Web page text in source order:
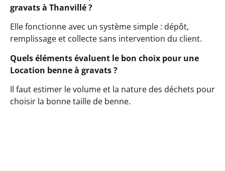
gravats à Thanvillé ?
Elle fonctionne avec un système simple : dépôt,
remplissage et collecte sans intervention du client.
Quels éléments évaluent le bon choix pour une
Location benne à gravats ?
Il faut estimer le volume et la nature des déchets pour
choisir la bonne taille de benne.